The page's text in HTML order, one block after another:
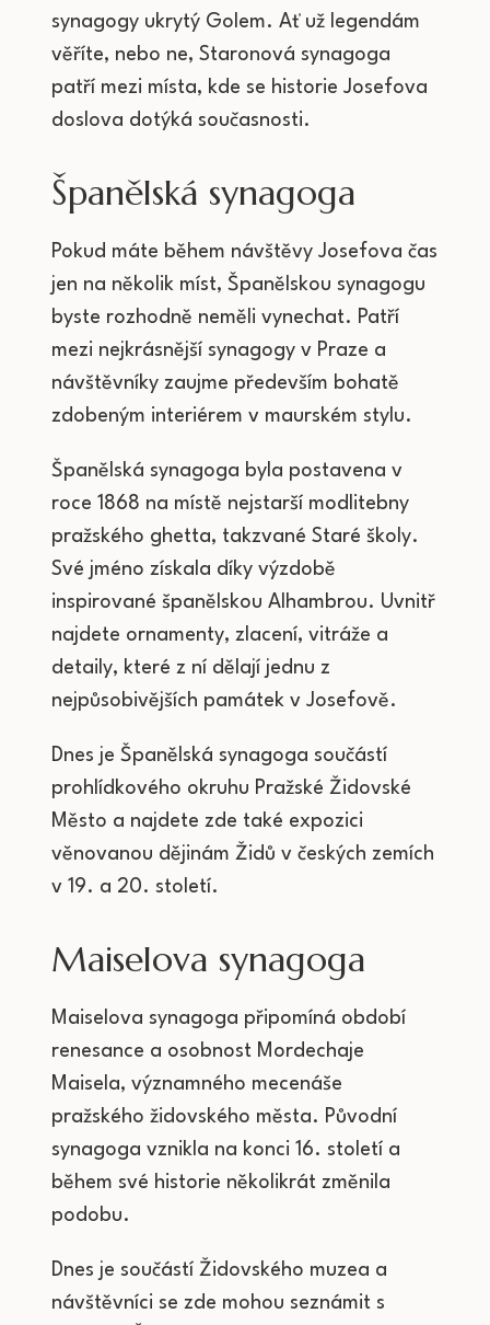
synagogy ukrytý Golem. Ať už legendám
věříte, nebo ne, Staronová synagoga
patří mezi místa, kde se historie Josefova
doslova dotýká současnosti.
Španělská synagoga
Pokud máte během návštěvy Josefova čas
jen na několik míst, Španělskou synagogu
byste rozhodně neměli vynechat. Patří
mezi nejkrásnější synagogy v Praze a
návštěvníky zaujme především bohatě
zdobeným interiérem v maurském stylu.
Španělská synagoga byla postavena v
roce 1868 na místě nejstarší modlitebny
pražského ghetta, takzvané Staré školy.
Své jméno získala díky výzdobě
inspirované španělskou Alhambrou. Uvnitř
najdete ornamenty, zlacení, vitráže a
detaily, které z ní dělají jednu z
nejpůsobivějších památek v Josefově.
Dnes je Španělská synagoga součástí
prohlídkového okruhu Pražské Židovské
Město a najdete zde také expozici
věnovanou dějinám Židů v českých zemích
v 19. a 20. století.
Maiselova synagoga
Maiselova synagoga připomíná období
renesance a osobnost Mordechaje
Maisela, významného mecenáše
pražského židovského města. Původní
synagoga vznikla na konci 16. století a
během své historie několikrát změnila
podobu.
Dnes je součástí Židovského muzea a
návštěvníci se zde mohou seznámit s